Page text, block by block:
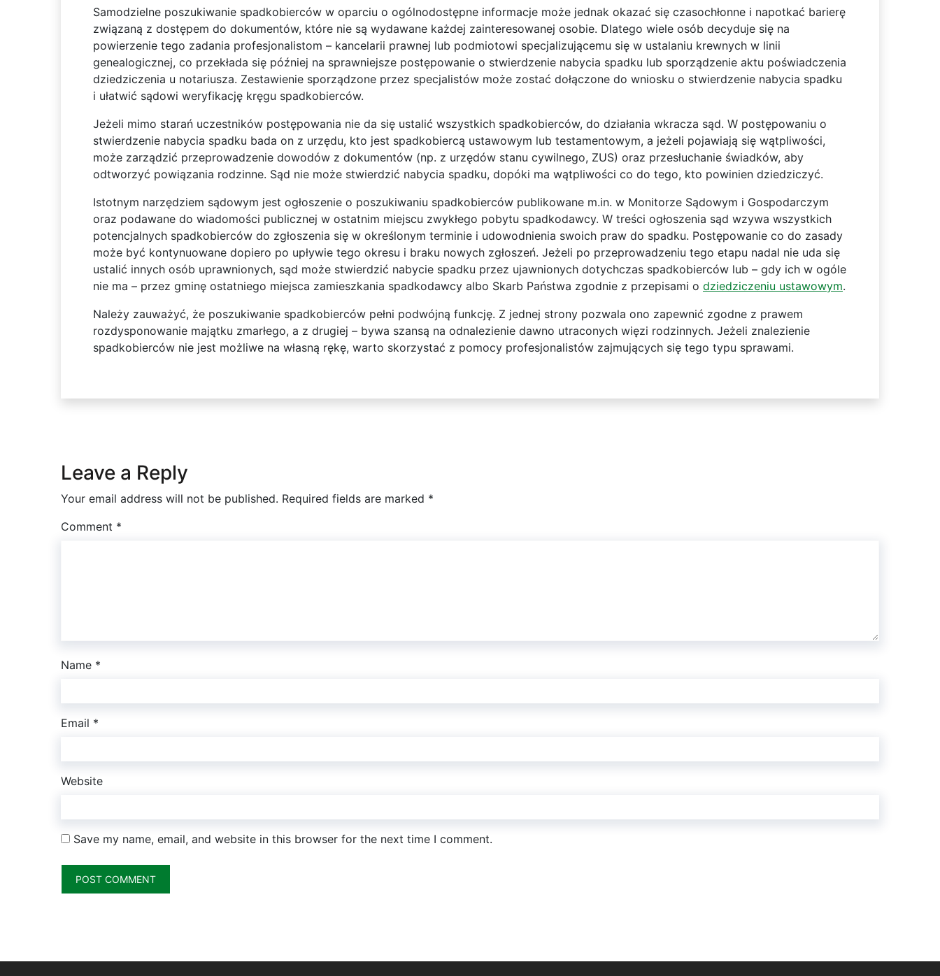
Samodzielne poszukiwanie spadkobierców w oparciu o ogólnodostępne informacje może jednak okazać się czasochłonne i napotkać barierę
związaną z dostępem do dokumentów, które nie są wydawane każdej zainteresowanej osobie. Dlatego wiele osób decyduje się na
powierzenie tego zadania profesjonalistom – kancelarii prawnej lub podmiotowi specjalizującemu się w ustalaniu krewnych w linii
genealogicznej, co przekłada się później na sprawniejsze postępowanie o stwierdzenie nabycia spadku lub sporządzenie aktu poświadczenia
dziedziczenia u notariusza. Zestawienie sporządzone przez specjalistów może zostać dołączone do wniosku o stwierdzenie nabycia spadku
i ułatwić sądowi weryfikację kręgu spadkobierców.
Jeżeli mimo starań uczestników postępowania nie da się ustalić wszystkich spadkobierców, do działania wkracza sąd. W postępowaniu o
stwierdzenie nabycia spadku bada on z urzędu, kto jest spadkobiercą ustawowym lub testamentowym, a jeżeli pojawiają się wątpliwości,
może zarządzić przeprowadzenie dowodów z dokumentów (np. z urzędów stanu cywilnego, ZUS) oraz przesłuchanie świadków, aby
odtworzyć powiązania rodzinne. Sąd nie może stwierdzić nabycia spadku, dopóki ma wątpliwości co do tego, kto powinien dziedziczyć.
Istotnym narzędziem sądowym jest ogłoszenie o poszukiwaniu spadkobierców publikowane m.in. w Monitorze Sądowym i Gospodarczym
oraz podawane do wiadomości publicznej w ostatnim miejscu zwykłego pobytu spadkodawcy. W treści ogłoszenia sąd wzywa wszystkich
potencjalnych spadkobierców do zgłoszenia się w określonym terminie i udowodnienia swoich praw do spadku. Postępowanie co do zasady
może być kontynuowane dopiero po upływie tego okresu i braku nowych zgłoszeń. Jeżeli po przeprowadzeniu tego etapu nadal nie uda się
ustalić innych osób uprawnionych, sąd może stwierdzić nabycie spadku przez ujawnionych dotychczas spadkobierców lub – gdy ich w ogóle
nie ma – przez gminę ostatniego miejsca zamieszkania spadkodawcy albo Skarb Państwa zgodnie z przepisami o dziedziczeniu ustawowym.
Należy zauważyć, że poszukiwanie spadkobierców pełni podwójną funkcję. Z jednej strony pozwala ono zapewnić zgodne z prawem
rozdysponowanie majątku zmarłego, a z drugiej – bywa szansą na odnalezienie dawno utraconych więzi rodzinnych. Jeżeli znalezienie
spadkobierców nie jest możliwe na własną rękę, warto skorzystać z pomocy profesjonalistów zajmujących się tego typu sprawami.
Leave a Reply
Your email address will not be published. Required fields are marked *
Comment *
Name *
Email *
Website
Save my name, email, and website in this browser for the next time I comment.